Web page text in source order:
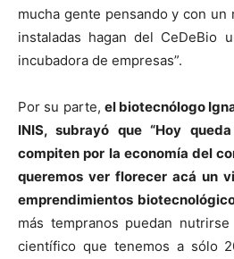
mucha gente pensando y con un
instaladas hagan del CeDeBio
incubadora de empresas”.
Por su parte, el biotecnólogo
INIS, subrayó que “Hoy
compiten por la economía del
queremos ver florecer acá un
emprendimientos
más tempranos puedan
científico que tenemos a sólo